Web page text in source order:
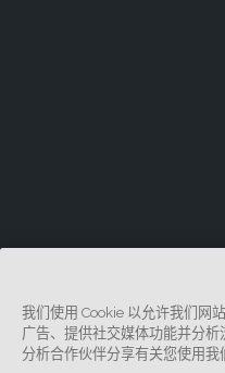
我们使用 Cookie 以允许我们网
广告、提供社交媒体功能并分
分析合作伙伴分享有关您使用我